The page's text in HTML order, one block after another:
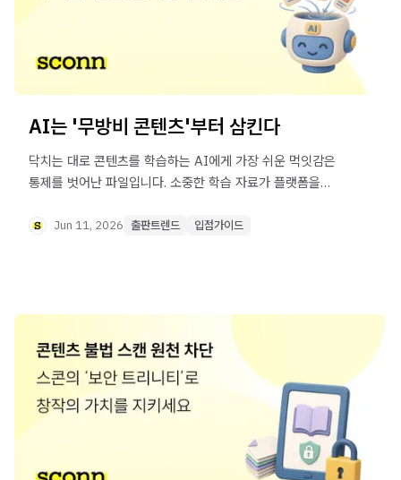
AI는 '무방비 콘텐츠'부터 삼킨다
닥치는 대로 콘텐츠를 학습하는 AI에게 가장 쉬운 먹잇감은
통제를 벗어난 파일입니다. 소중한 학습 자료가 플랫폼을
더욱 적극적으로 보호하는 방법까지 꼭 알아 가세요!
Jun 11, 2026 출판트렌드 입점가이드